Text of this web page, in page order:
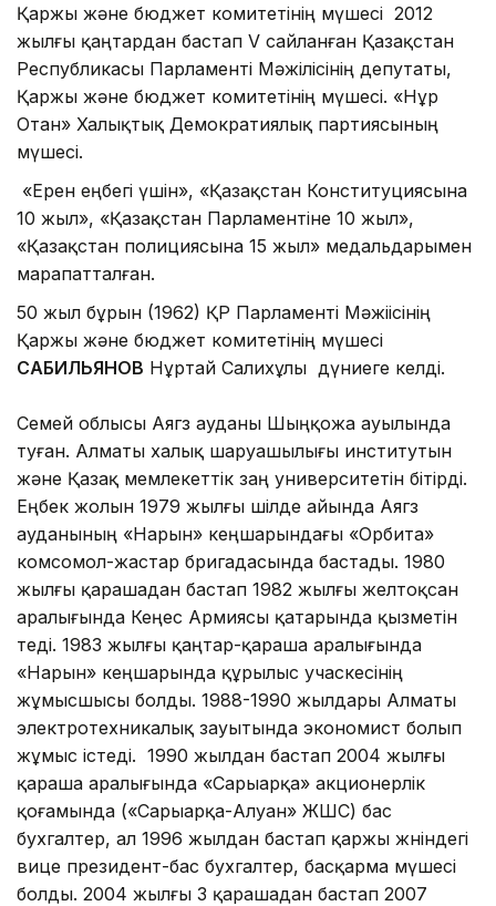
Қаржы және бюджет комитетінің мүшесі 2012
жылғы қаңтардан бастап V сайланған Қазақстан
Республикасы Парламенті Мәжілісінің депутаты,
Қаржы және бюджет комитетінің мүшесі. «Нұр
Отан» Халықтық Демократиялық партиясының
мүшесі.
«Ерен еңбегі үшін», «Қазақстан Конституциясына
10 жыл», «Қазақстан Парламентіне 10 жыл»,
«Қазақстан полициясына 15 жыл» медальдарымен
марапатталған.
50 жыл бұрын (1962) ҚР Парламенті Мәжіісінің
Қаржы және бюджет комитетінің мүшесі
САБИЛЬЯНОВ Нұртай Салихұлы дүниеге келді.
Семей облысы Аягөз ауданы Шыңқожа ауылында
туған. Алматы халық шаруашылығы институтын
және Қазақ мемлекеттік заң университетін бітірді.
Еңбек жолын 1979 жылғы шілде айында Аягөз
ауданының «Нарын» кеңшарындағы «Орбита»
комсомол-жастар бригадасында бастады. 1980
жылғы қарашадан бастап 1982 жылғы желтоқсан
аралығында Кеңес Армиясы қатарында қызметін
өтеді. 1983 жылғы қаңтар-қараша аралығында
«Нарын» кеңшарында құрылыс учаскесінің
жұмысшысы болды. 1988-1990 жылдары Алматы
электротехникалық зауытында экономист болып
жұмыс істеді. 1990 жылдан бастап 2004 жылғы
қараша аралығында «Сарыарқа» акционерлік
қоғамында («Сарыарқа-Алуан» ЖШС) бас
бухгалтер, ал 1996 жылдан бастап қаржы жөніндегі
вице президент-бас бухгалтер, басқарма мүшесі
болды. 2004 жылғы 3 қарашадан бастап 2007